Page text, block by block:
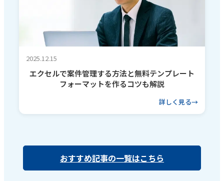
2025.12.15
エクセルで案件管理する方法と無料テンプレート
フォーマットを作るコツも解説
詳しく見る
おすすめ記事の一覧はこちら